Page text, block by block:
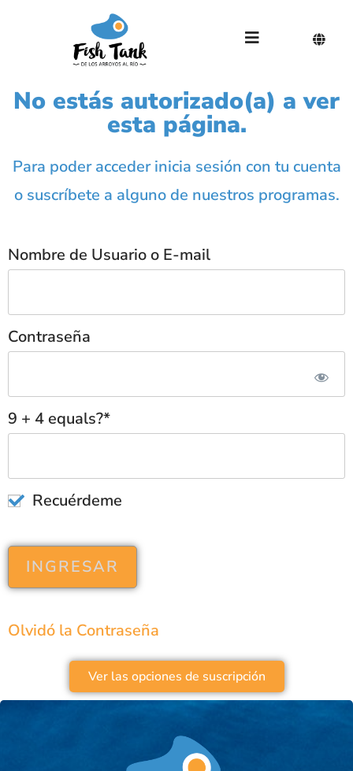
No estás autorizado(a) a ver
esta página.
Para poder acceder inicia sesión con tu cuenta
o suscríbete a alguno de nuestros programas.
Nombre de Usuario o E-mail
Contraseña
9 + 4 equals?*
Recuérdeme
Olvidó la Contraseña
Ver las opciones de suscripción